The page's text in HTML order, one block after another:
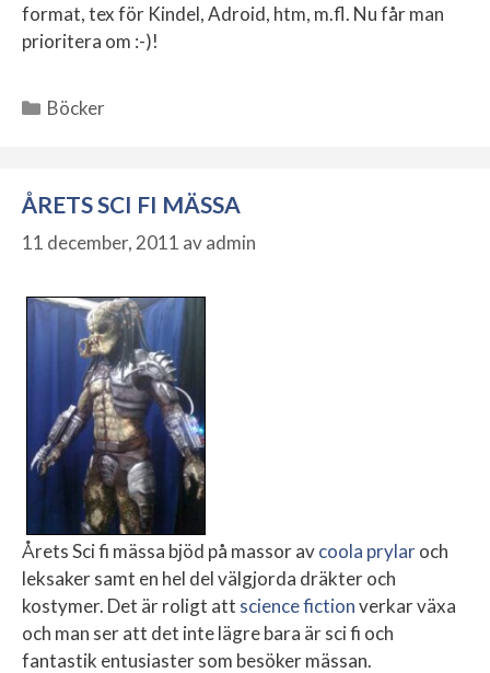
format, tex för Kindel, Adroid, htm, m.fl. Nu får man
prioritera om :-)!
Böcker
ÅRETS SCI FI MÄSSA
11 december, 2011 avadmin
Årets Sci fi mässa bjöd på massor avcoola prylaroch
leksaker samt en hel del välgjorda dräkter och
kostymer. Det är roligt att science fictionverkar växa
och man ser att det inte lägre bara är sci fi och
fantastik entusiaster som besöker mässan.